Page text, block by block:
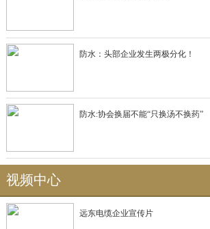
防水：头部企业发生两极分化！
防水:协会换届不能“只换汤不换药”
视频中心
远东电缆企业宣传片